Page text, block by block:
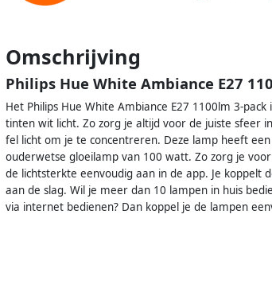
Omschrijving
Philips Hue White Ambiance E27
Het Philips Hue White Ambiance E27 1100lm 3-
tinten wit licht. Zo zorg je altijd voor de juiste sfeer
fel licht om je te concentreren. Deze lamp heeft
ouderwetse gloeilamp van 100 watt. Zo zorg je
de lichtsterkte eenvoudig aan in de app. Je
aan de slag. Wil je meer dan 10 lampen in huis
via internet bedienen? Dan koppel je de lampen